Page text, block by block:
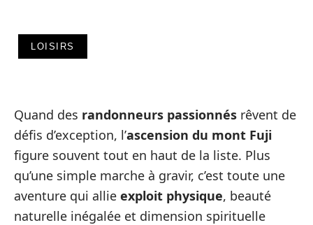
LOISIRS
Quand des randonneurs passionnés rêvent de
défis d’exception, l’ascension du mont Fuji
figure souvent tout en haut de la liste. Plus
qu’une simple marche à gravir, c’est toute une
aventure qui allie exploit physique, beauté
naturelle inégalée et dimension spirituelle